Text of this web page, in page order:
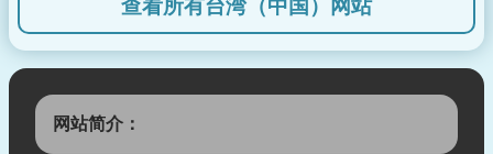
查看所有台湾（中国）网站
网站简介：